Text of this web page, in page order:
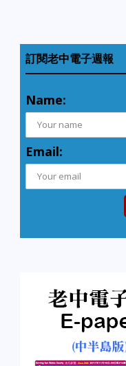
訂閱老中電子週報
Name:
Email: